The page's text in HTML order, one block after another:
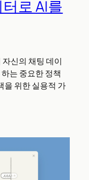
로 AI를
신의 채팅 데이
는 중요한 정책
을 위한 실용적 가